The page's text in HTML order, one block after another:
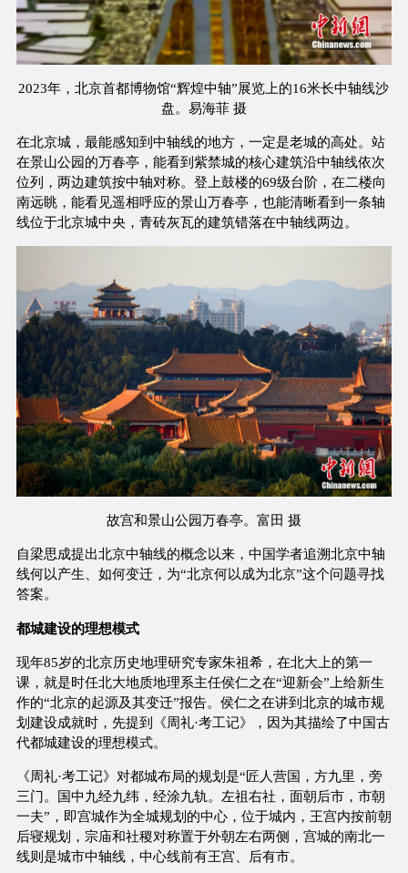
2023年，北京首都博物馆“辉煌中轴”展览上的16米长中轴线沙
盘。易海菲 摄
在北京城，最能感知到中轴线的地方，一定是老城的高处。站
在景山公园的万春亭，能看到紫禁城的核心建筑沿中轴线依次
位列，两边建筑按中轴对称。登上鼓楼的69级台阶，在二楼向
南远眺，能看见遥相呼应的景山万春亭，也能清晰看到一条轴
线位于北京城中央，青砖灰瓦的建筑错落在中轴线两边。
故宫和景山公园万春亭。富田 摄
自梁思成提出北京中轴线的概念以来，中国学者追溯北京中轴
线何以产生、如何变迁，为“北京何以成为北京”这个问题寻找
答案。
都城建设的理想模式
现年85岁的北京历史地理研究专家朱祖希，在北大上的第一
课，就是时任北大地质地理系主任侯仁之在“迎新会”上给新生
作的“北京的起源及其变迁”报告。侯仁之在讲到北京的城市规
划建设成就时，先提到《周礼·考工记》，因为其描绘了中国古
代都城建设的理想模式。
《周礼·考工记》对都城布局的规划是“匠人营国，方九里，旁
三门。国中九经九纬，经涂九轨。左祖右社，面朝后市，市朝
一夫”，即宫城作为全城规划的中心，位于城内，王宫内按前朝
后寝规划，宗庙和社稷对称置于外朝左右两侧，宫城的南北一
线则是城市中轴线，中心线前有王宫、后有市。